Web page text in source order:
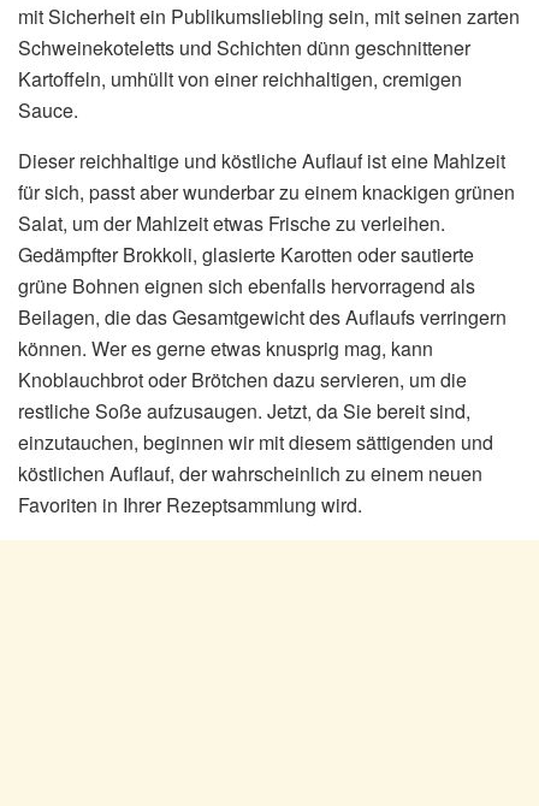
mit Sicherheit ein Publikumsliebling sein, mit seinen zarten
Schweinekoteletts und Schichten dünn geschnittener
Kartoffeln, umhüllt von einer reichhaltigen, cremigen
Sauce.
Dieser reichhaltige und köstliche Auflauf ist eine Mahlzeit
für sich, passt aber wunderbar zu einem knackigen grünen
Salat, um der Mahlzeit etwas Frische zu verleihen.
Gedämpfter Brokkoli, glasierte Karotten oder sautierte
grüne Bohnen eignen sich ebenfalls hervorragend als
Beilagen, die das Gesamtgewicht des Auflaufs verringern
können. Wer es gerne etwas knusprig mag, kann
Knoblauchbrot oder Brötchen dazu servieren, um die
restliche Soße aufzusaugen. Jetzt, da Sie bereit sind,
einzutauchen, beginnen wir mit diesem sättigenden und
köstlichen Auflauf, der wahrscheinlich zu einem neuen
Favoriten in Ihrer Rezeptsammlung wird.